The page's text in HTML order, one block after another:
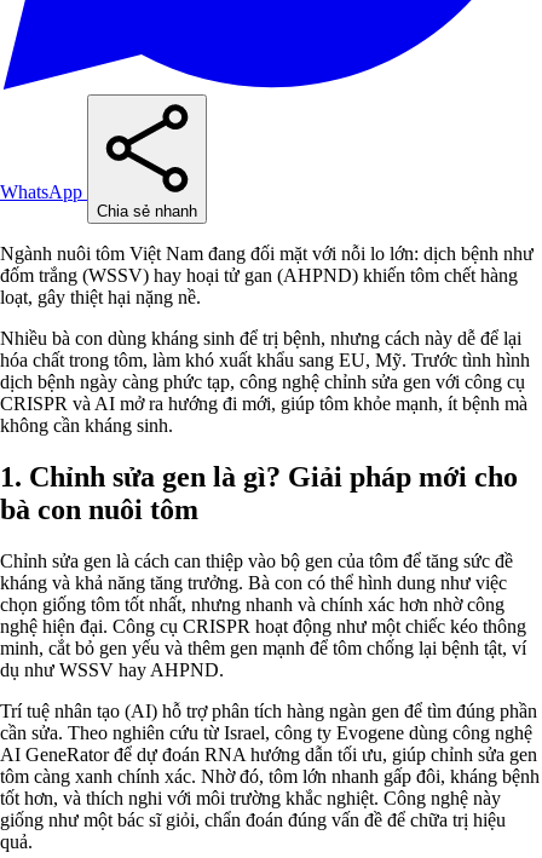
WhatsApp
Chia sẻ nhanh
Ngành nuôi tôm Việt Nam đang đối mặt với nỗi lo lớn: dịch bệnh như
đốm trắng (WSSV) hay hoại tử gan (AHPND) khiến tôm chết hàng
loạt, gây thiệt hại nặng nề.
Nhiều bà con dùng kháng sinh để trị bệnh, nhưng cách này dễ để lại
hóa chất trong tôm, làm khó xuất khẩu sang EU, Mỹ. Trước tình hình
dịch bệnh ngày càng phức tạp, công nghệ chỉnh sửa gen với công cụ
CRISPR và AI mở ra hướng đi mới, giúp tôm khỏe mạnh, ít bệnh mà
không cần kháng sinh.
1. Chỉnh sửa gen là gì? Giải pháp mới cho
bà con nuôi tôm
Chỉnh sửa gen là cách can thiệp vào bộ gen của tôm để tăng sức đề
kháng và khả năng tăng trưởng. Bà con có thể hình dung như việc
chọn giống tôm tốt nhất, nhưng nhanh và chính xác hơn nhờ công
nghệ hiện đại. Công cụ CRISPR hoạt động như một chiếc kéo thông
minh, cắt bỏ gen yếu và thêm gen mạnh để tôm chống lại bệnh tật, ví
dụ như WSSV hay AHPND.
Trí tuệ nhân tạo (AI) hỗ trợ phân tích hàng ngàn gen để tìm đúng phần
cần sửa. Theo nghiên cứu từ Israel, công ty Evogene dùng công nghệ
AI GeneRator để dự đoán RNA hướng dẫn tối ưu, giúp chỉnh sửa gen
tôm càng xanh chính xác. Nhờ đó, tôm lớn nhanh gấp đôi, kháng bệnh
tốt hơn, và thích nghi với môi trường khắc nghiệt. Công nghệ này
giống như một bác sĩ giỏi, chẩn đoán đúng vấn đề để chữa trị hiệu
quả.